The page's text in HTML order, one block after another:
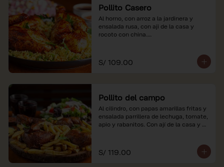
Pollito Casero
Al horno, con arroz a la jardinera y
ensalada rusa, con aji de la casa y
rocoto con china.
soles e incluyen impuestos de ley y
recargo al consumo.
S/ 109.00
Pollito del campo
Al cilindro, con papas amarillas fritas y
ensalada parrillera de lechuga, tomate,
apio y rabanitos. Con ají de la casa y
*Nuestros precios están expresados en
soles e incluyen impuestos de ley y
S/ 119.00